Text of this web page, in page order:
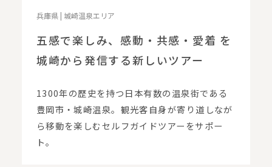
兵庫県 | 城崎温泉エリア
五感で楽しみ、感動・共感・愛着 を
城崎から発信する新しいツアー
1300年の歴史を持つ日本有数の温泉街である
豊岡市・城崎温泉。観光客自身が寄り道しなが
ら移動を楽しむセルフガイドツアーをサポー
ト。